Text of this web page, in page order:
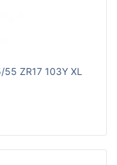
ZR17 103Y XL